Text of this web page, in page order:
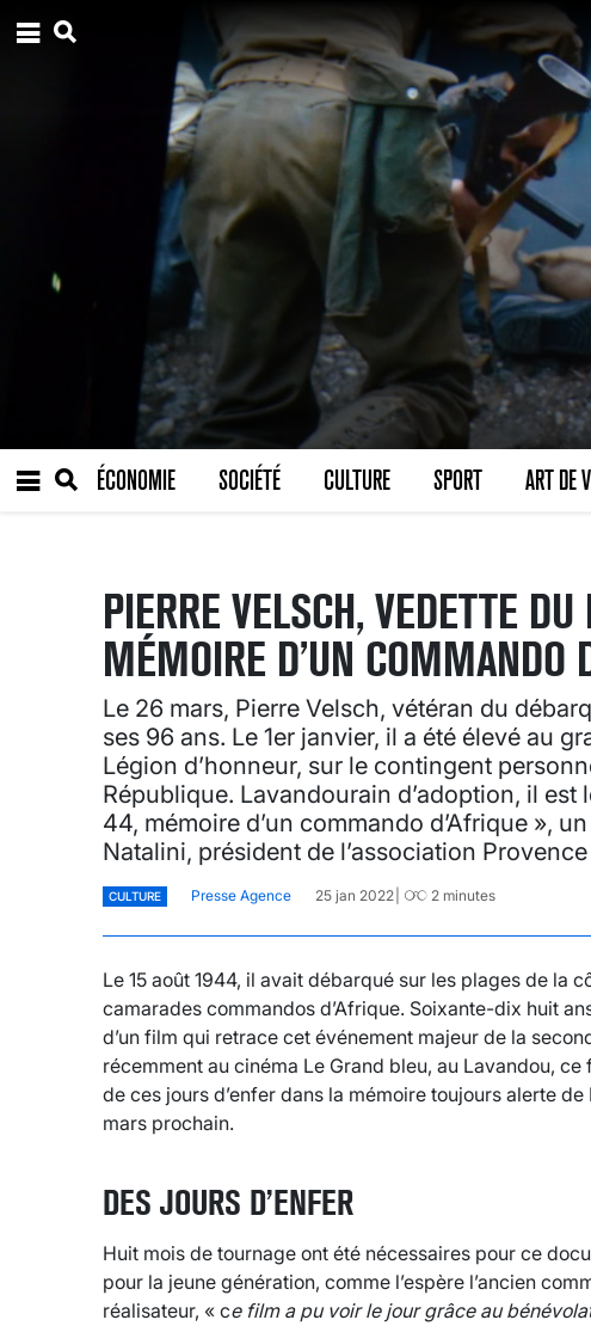
ÉCONOMIE SOCIÉTÉ CULTURE SPORT ART DE
PIERRE VELSCH, VEDETTE
MÉMOIRE D’UN COMMANDO
Le 26 mars, Pierre Velsch, vétéran du
ses 96 ans. Le 1er janvier, il a été élevé au
Légion d’honneur, sur le contingent
République. Lavandourain d’adoption, il est
44, mémoire d’un commando d’Afrique »,
Natalini, président de l’association
CULTURE Presse Agence 25 jan 2022 2 minutes
Le 15 août 1944, il avait débarqué sur les plages de la
camarades commandos d’Afrique. Soixante-dix huit
d’un film qui retrace cet événement majeur de la
récemment au cinéma Le Grand bleu, au Lavandou,
de ces jours d’enfer dans la mémoire toujours alerte
mars prochain.
DES JOURS D’ENFER
Huit mois de tournage ont été nécessaires pour ce
pour la jeune génération, comme l’espère l’ancien
réalisateur, « ce film a pu voir le jour grâce au